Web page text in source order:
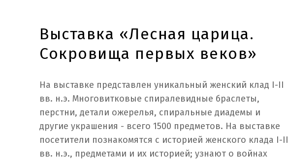
Выставка «Лесная царица.
Сокровища первых веков»
На выставке представлен уникальный женский клад I-II
вв. н.э. Многовитковые спиралевидные браслеты,
перстни, детали ожерелья, спиральные диадемы и
другие украшения - всего 1500 предметов. На выставке
посетители познакомятся с историей женского клада I-II
вв. н.э., предметами и их историей; узнают о войнах